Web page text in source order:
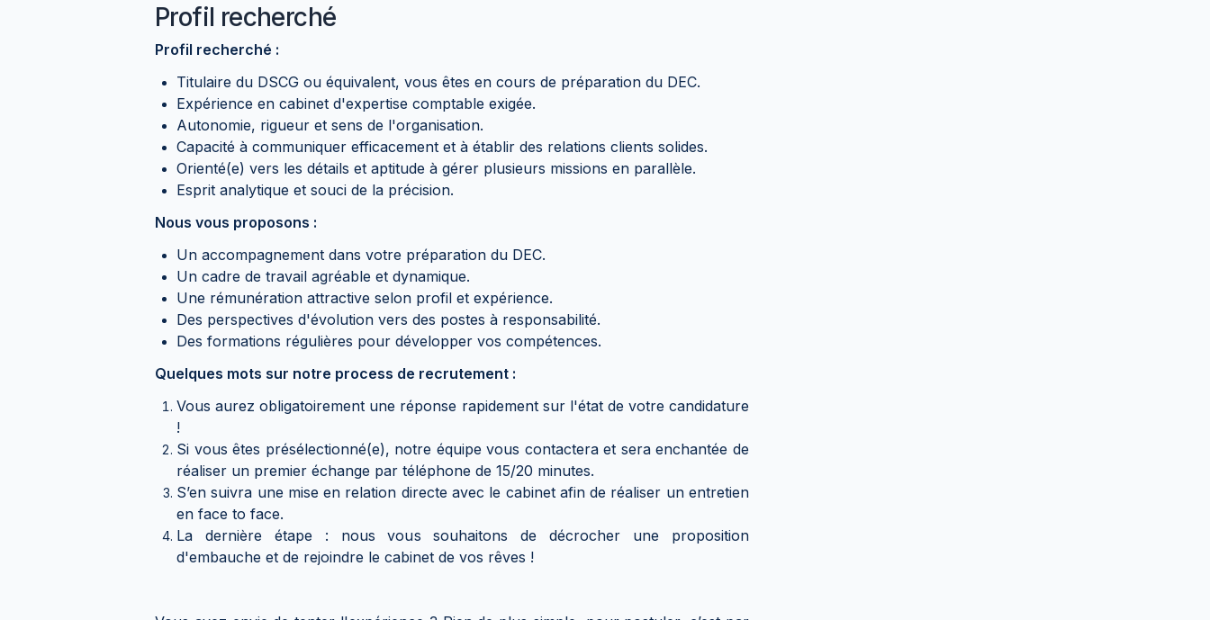
Profil recherché
Profil recherché :
Titulaire du DSCG ou équivalent, vous êtes en cours de préparation du DEC.
Expérience en cabinet d'expertise comptable exigée.
Autonomie, rigueur et sens de l'organisation.
Capacité à communiquer efficacement et à établir des relations clients solides.
Orienté(e) vers les détails et aptitude à gérer plusieurs missions en parallèle.
Esprit analytique et souci de la précision.
Nous vous proposons :
Un accompagnement dans votre préparation du DEC.
Un cadre de travail agréable et dynamique.
Une rémunération attractive selon profil et expérience.
Des perspectives d'évolution vers des postes à responsabilité.
Des formations régulières pour développer vos compétences.
Quelques mots sur notre process de recrutement :
Vous aurez obligatoirement une réponse rapidement sur l'état de votre candidature
!
Si vous êtes présélectionné(e), notre équipe vous contactera et sera enchantée de
réaliser un premier échange par téléphone de 15/20 minutes.
S’en suivra une mise en relation directe avec le cabinet afin de réaliser un entretien
en face to face.
La dernière étape : nous vous souhaitons de décrocher une proposition
d'embauche et de rejoindre le cabinet de vos rêves !